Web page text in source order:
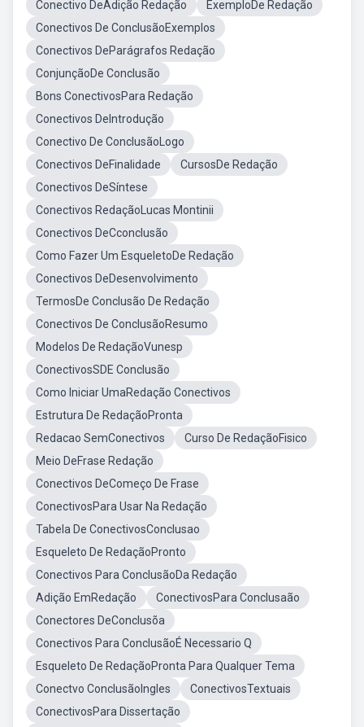
Conectivo DeAdição Redação
ExemploDe Redação
Conectivos De ConclusãoExemplos
Conectivos DeParágrafos Redação
ConjunçãoDe Conclusão
Bons ConectivosPara Redação
Conectivos DeIntrodução
Conectivo De ConclusãoLogo
Conectivos DeFinalidade
CursosDe Redação
Conectivos DeSíntese
Conectivos RedaçãoLucas Montinii
Conectivos DeCconclusão
Como Fazer Um EsqueletoDe Redação
Conectivos DeDesenvolvimento
TermosDe Conclusão De Redação
Conectivos De ConclusãoResumo
Modelos De RedaçãoVunesp
ConectivosSDE Conclusão
Como Iniciar UmaRedação Conectivos
Estrutura De RedaçãoPronta
Redacao SemConectivos
Curso De RedaçãoFisico
Meio DeFrase Redação
Conectivos DeComeço De Frase
ConectivosPara Usar Na Redação
Tabela De ConectivosConclusao
Esqueleto De RedaçãoPronto
Conectivos Para ConclusãoDa Redação
Adição EmRedação
ConectivosPara Conclusaão
Conectores DeConclusõa
Conectivos Para ConclusãoÉ Necessario Q
Esqueleto De RedaçãoPronta Para Qualquer Tema
Conectvo ConclusãoIngles
ConectivosTextuais
ConectivosPara Dissertação